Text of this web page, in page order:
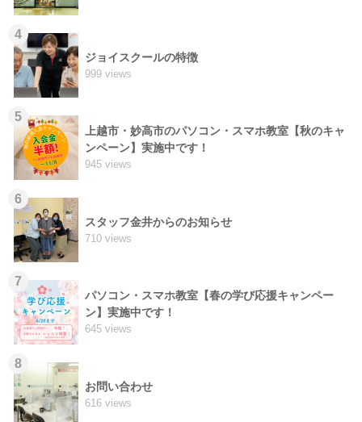
4
ジョイスクールの特徴
999 views
5
上越市・妙高市のパソコン・スマホ教室【秋のキャ
ンペーン】実施中です！
945 views
6
スタッフ金井からのお知らせ
710 views
7
パソコン・スマホ教室【春の学び応援キャンペー
ン】実施中です！
645 views
8
お問い合わせ
616 views